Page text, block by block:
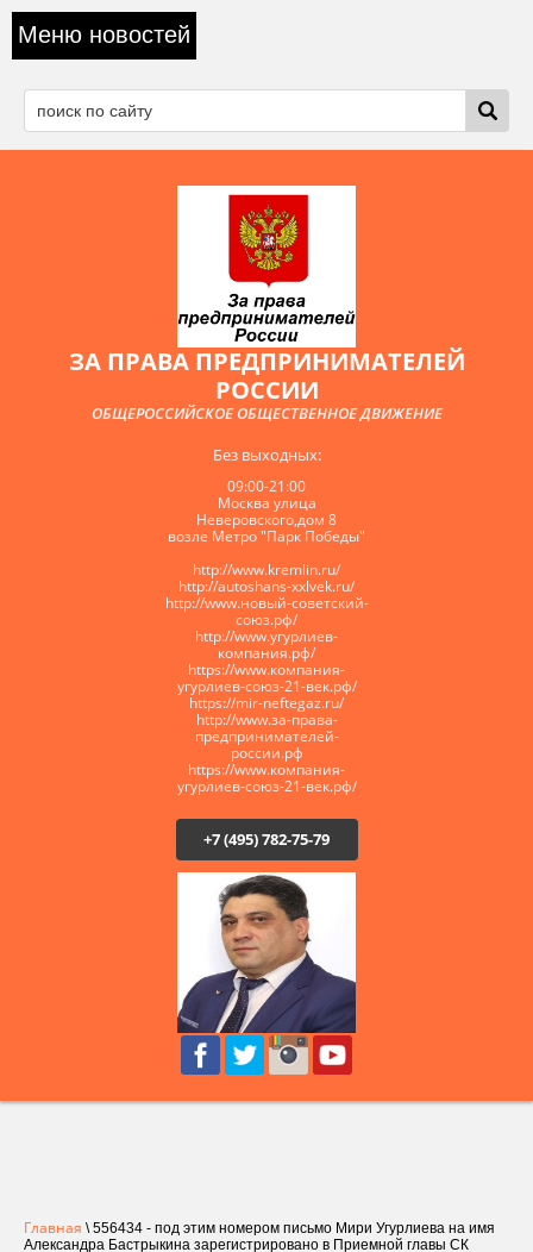
Меню новостей
ЗА ПРАВА ПРЕДПРИНИМАТЕЛЕЙ
РОССИИ
ОБЩЕРОССИЙСКОЕ ОБЩЕСТВЕННОЕ ДВИЖЕНИЕ
Без выходных:
09:00-21:00
Москва улица
Неверовского,дом 8
возле Метро "Парк Победы"
http://www.kremlin.ru/
http://autoshans-xxlvek.ru/
​http://www.новый-советский-
союз.рф/
http://www.угурлиев-
компания.рф/
https://www.компания-
угурлиев-союз-21-век.рф/
https://mir-neftegaz.ru/
http://www.за-права-
предпринимателей-
россии.рф
https://www.компания-
угурлиев-союз-21-век.рф/
+7 (495) 782-75-79
Главная \ 556434 - под этим номером письмо Мири Угурлиева на имя
Александра Бастрыкина зарегистрировано в Приемной главы СК